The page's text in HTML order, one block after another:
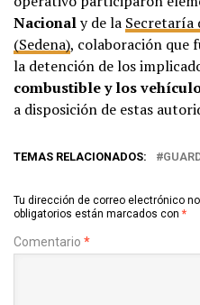
Nacionaly de la Secretaría
(Sedena), colaboración que
la detención de los
combustible y los
a disposición de estas
TEMAS RELACIONADOS:
Tu dirección de correo electrónico no
obligatorios están marcados con *
Comentario *